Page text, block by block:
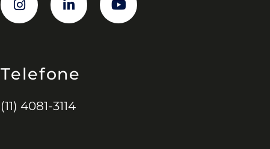
Telefone
(11) 4081-3114